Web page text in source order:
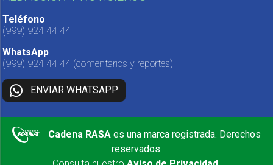
Teléfono
(999) 924 44 44
WhatsApp
(999) 924 44 44 (comentarios y reportes)
ENVIAR WHATSAPP
Cadena RASA es una marca registrada. Derechos
reservados.